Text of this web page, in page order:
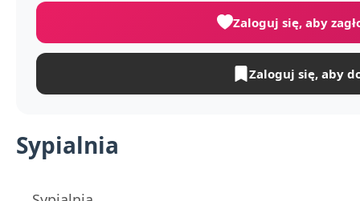
Sypialnia
Zaloguj się, aby
Zaloguj się, aby